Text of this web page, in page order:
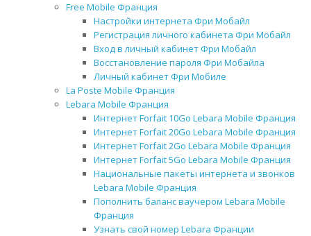
Free Mobile Франция
Настройки интернета Фри Мобайл
Регистрация личного кабинета Фри Мобайл
Вход в личный кабинет Фри Мобайл
Восстановление пароля Фри Мобайла
Личный кабинет Фри Мобиле
La Poste Mobile Франция
Lebara Mobile Франция
Интернет Forfait 10Go Lebara Mobile Франция
Интернет Forfait 20Go Lebara Mobile Франция
Интернет Forfait 2Go Lebara Mobile Франция
Интернет Forfait 5Go Lebara Mobile Франция
Национальные пакеты интернета и звонков
Lebara Mobile Франция
Пополнить баланс ваучером Lebara Mobile
Франция
Узнать свой номер Lebara Франции